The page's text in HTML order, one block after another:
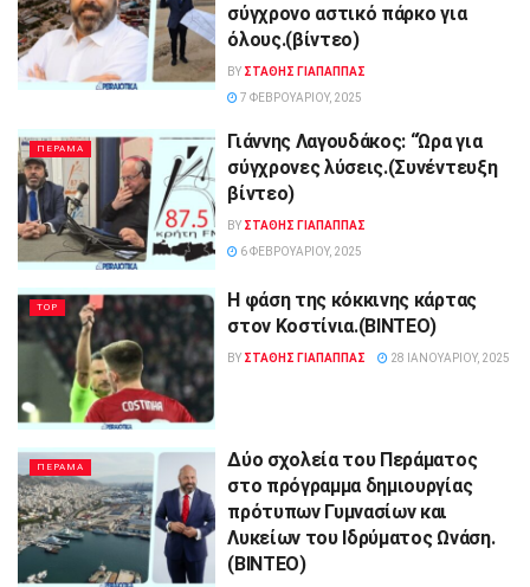
σύγχρονο αστικό πάρκο για
όλους.(βίντεο)
BY ΣΤΑΘΗΣ ΓΊΑΠΑΠΠΑΣ
7 ΦΕΒΡΟΥΑΡΊΟΥ, 2025
ΠΕΡΑΜΑ
Γιάννης Λαγουδάκος: “Ώρα για
σύγχρονες λύσεις.(Συνέντευξη
βίντεο)
BY ΣΤΑΘΗΣ ΓΊΑΠΑΠΠΑΣ
6 ΦΕΒΡΟΥΑΡΊΟΥ, 2025
TOP
Η φάση της κόκκινης κάρτας
στον Κοστίνια.(ΒΙΝΤΕΟ)
BY ΣΤΑΘΗΣ ΓΊΑΠΑΠΠΑΣ 28 ΙΑΝΟΥΑΡΊΟΥ, 2025
ΠΕΡΑΜΑ
Δύο σχολεία του Περάματος
στο πρόγραμμα δημιουργίας
πρότυπων Γυμνασίων και
Λυκείων του Ιδρύματος Ωνάση.
(ΒΙΝΤΕΟ)